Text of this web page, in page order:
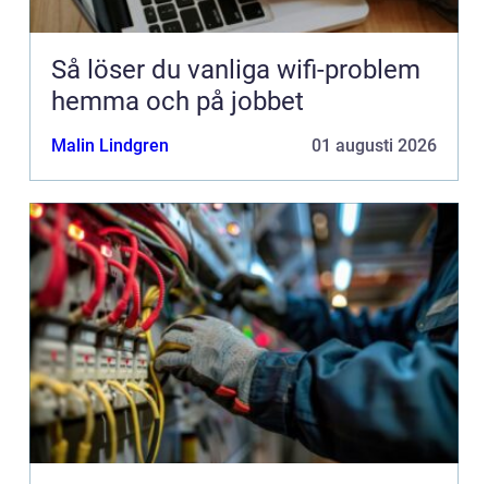
Så löser du vanliga wifi-problem
hemma och på jobbet
Malin Lindgren 01 augusti 2026